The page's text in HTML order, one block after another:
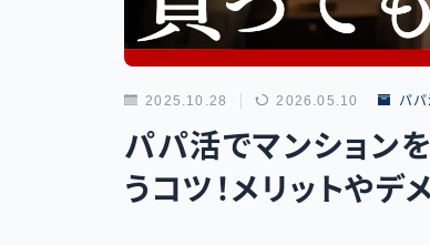
2025.10.28 2026.05.10 パ
パパ活でマンション
うコツ！メリットやデ